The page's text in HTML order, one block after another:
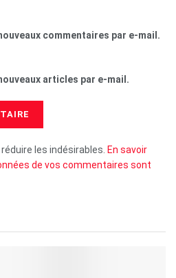
commentaires par e-mail.
articles par e-mail.
les indésirables. En savoir
de vos commentaires sont